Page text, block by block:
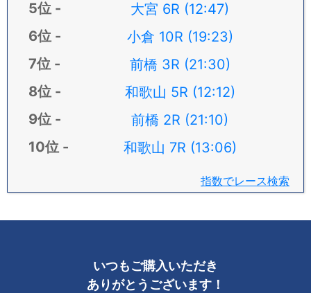
大宮 6R (12:47)
小倉 10R (19:23)
前橋 3R (21:30)
和歌山 5R (12:12)
前橋 2R (21:10)
和歌山 7R (13:06)
指数でレース検索
いつもご購入いただき
ありがとうございます！